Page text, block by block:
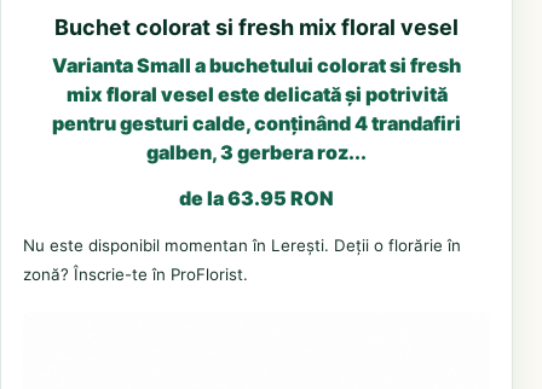
Buchet colorat si fresh mix floral vesel
Varianta Small a buchetului colorat si fresh
mix floral vesel este delicată și potrivită
pentru gesturi calde, conținând 4 trandafiri
galben, 3 gerbera roz...
de la 63.95 RON
Nu este disponibil momentan în Lerești. Deții o florărie în
zonă? Înscrie-te în ProFlorist.